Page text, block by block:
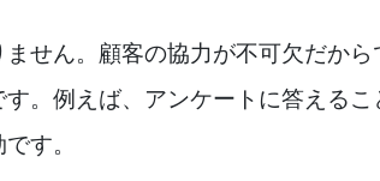
せん。顧客の協力が不可欠だか
。例えば、アンケートに答える
す。